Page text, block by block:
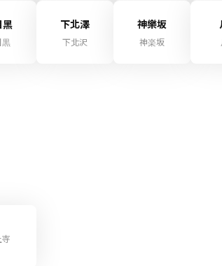
黑 下北澤
下北沢
神樂坂
神楽坂